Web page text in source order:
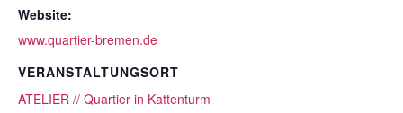
Website:
www.quartier-bremen.de
VERANSTALTUNGSORT
ATELIER // Quartier in Kattenturm